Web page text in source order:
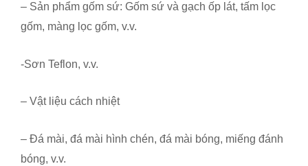
– Sản phẩm gốm sứ: Gốm sứ và gạch ốp lát, tấm lọc
gốm, màng lọc gốm, v.v.
-Sơn Teflon, v.v.
– Vật liệu cách nhiệt
– Đá mài, đá mài hình chén, đá mài bóng, miếng đánh
bóng, v.v.